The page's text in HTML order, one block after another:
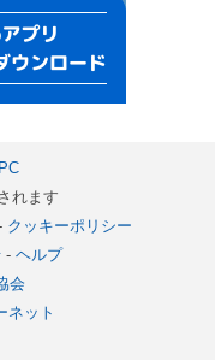
PC
れます
クッキーポリシー
- ヘルプ
会
ネット